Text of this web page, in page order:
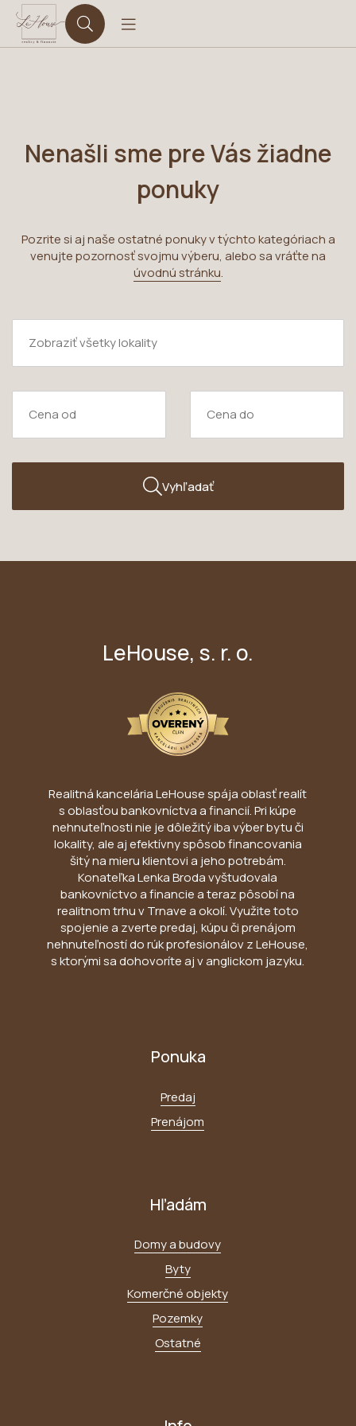
Nenašli sme pre Vás žiadne
ponuky
Pozrite si aj naše ostatné ponuky v týchto kategóriach a
venujte pozornosť svojmu výberu, alebo sa vráťte na
úvodnú stránku.
Vyhľadať
LeHouse, s. r. o.
Realitná kancelária LeHouse spája oblasť realít
s oblasťou bankovníctva a financií. Pri kúpe
nehnuteľnosti nie je dôležitý iba výber bytu či
lokality, ale aj efektívny spôsob financovania
šitý na mieru klientovi a jeho potrebám.
Konateľka Lenka Broda vyštudovala
bankovníctvo a financie a teraz pôsobí na
realitnom trhu v Trnave a okolí. Využite toto
spojenie a zverte predaj, kúpu či prenájom
nehnuteľností do rúk profesionálov z LeHouse,
s ktorými sa dohovoríte aj v anglickom jazyku.
Ponuka
Predaj
Prenájom
Hľadám
Domy a budovy
Byty
Komerčné objekty
Pozemky
Ostatné